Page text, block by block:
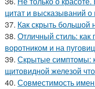
цитат и высказываний о
37. Как скрыть
38. Отличный стиль: как
воротником и на
39. Скрытые симптомы:
щитовидной железой
40. Совместимость